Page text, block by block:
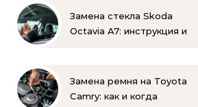
Замена стекла Skoda
Octavia A7: инструкция и
Замена ремня на Toyota
Camry: как и когда